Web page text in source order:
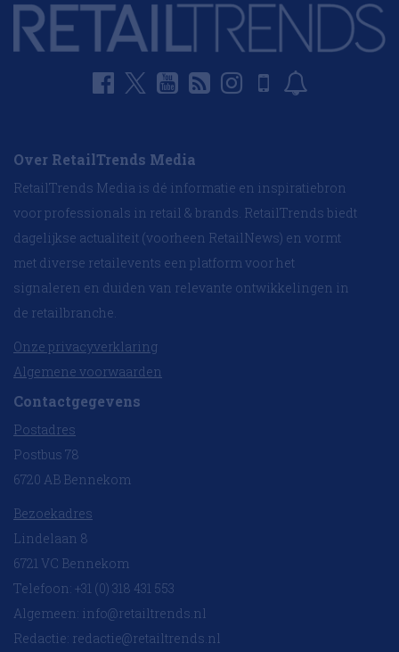
Over RetailTrends Media
RetailTrends Media is dé informatie en inspiratiebron
voor professionals in retail & brands. RetailTrends biedt
dagelijkse actualiteit (voorheen RetailNews) en vormt
met diverse retailevents een platform voor het
signaleren en duiden van relevante ontwikkelingen in
de retailbranche.
Onze privacyverklaring
Algemene voorwaarden
Contactgegevens
Postadres
Postbus 78
6720 AB Bennekom
Bezoekadres
Lindelaan 8
6721 VC Bennekom
Telefoon: +31 (0) 318 431 553
Algemeen: info@retailtrends.nl
Redactie: redactie@retailtrends.nl